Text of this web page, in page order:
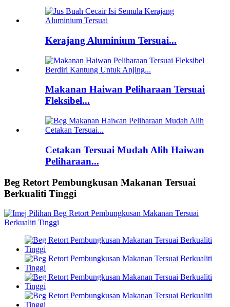
Kerajang Aluminium Tersuai...
Makanan Haiwan Peliharaan Tersuai
Fleksibel...
Cetakan Tersuai Mudah Alih Haiwan
Peliharaan...
Beg Retort Pembungkusan Makanan Tersuai
Berkualiti Tinggi